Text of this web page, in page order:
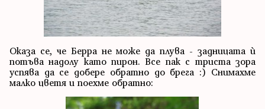
Оказа се, че Берра не може да плува - задницата ѝ
потъва надолу като пирон. Все пак с триста зора
успява да се добере обратно до брега :) Снимахме
малко цветя и поехме обратно: